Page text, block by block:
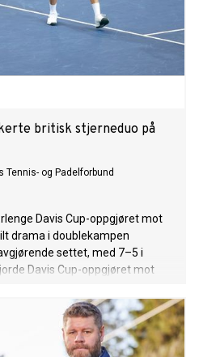
britisk stjerneduo på
Tennis- og Padelforbund
Davis Cup-oppgjøret mot
drama i doublekampen
settet, med 7–5 i
Davis Cup-oppgjøret mot